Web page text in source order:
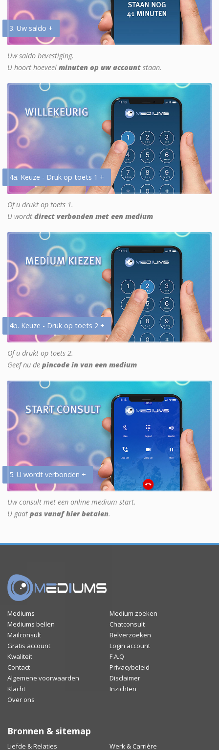
3. Uw saldo +
Uw saldo bevestiging.
U hoort hoeveel minuten op uw account staan.
4a. Keuze - Druk op toets 1 +
Of u drukt op toets 1.
U wordt direct verbonden met een medium
4b. Keuze - Druk op toets 2 +
Of u drukt op toets 2.
Geef nu de pincode in van een medium
5. U wordt verbonden +
Uw consult met een online medium start.
U gaat pas vanaf hier betalen.
Mediums
Medium zoeken
Mediums bellen
Chatconsult
Mailconsult
Belverzoeken
Gratis account
Login account
Kwaliteit
F.A.Q
Contact
Privacybeleid
Algemene voorwaarden
Disclaimer
Klacht
Inzichten
Over ons
Bronnen & sitemap
Liefde & Relaties Werk & Carrière